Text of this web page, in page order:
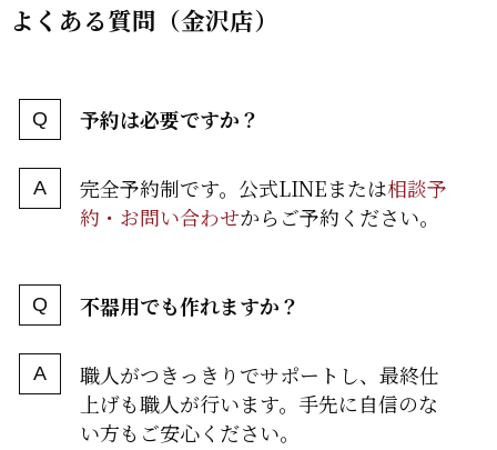
よくある質問（金沢店）
予約は必要ですか？
完全予約制です。公式LINEまたは相談予
約・お問い合わせからご予約ください。
不器用でも作れますか？
職人がつきっきりでサポートし、最終仕
上げも職人が行います。手先に自信のな
い方もご安心ください。